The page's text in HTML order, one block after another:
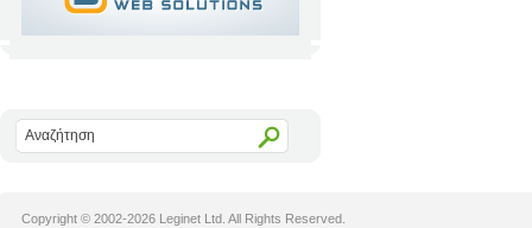
Copyright © 2002-2026 Leginet Ltd. All Rights Reserved.